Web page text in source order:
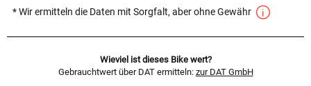
* Wir ermitteln die Daten mit Sorgfalt, aber ohne Gewähr
Wieviel ist dieses Bike wert?
Gebrauchtwert über DAT ermitteln: zur DAT GmbH